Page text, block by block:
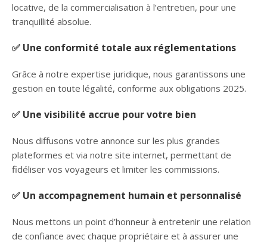
locative, de la commercialisation à l’entretien, pour une
tranquillité absolue.
✅ Une conformité totale aux réglementations
Grâce à notre expertise juridique, nous garantissons une
gestion en toute légalité, conforme aux obligations 2025.
✅ Une visibilité accrue pour votre bien
Nous diffusons votre annonce sur les plus grandes
plateformes et via notre site internet, permettant de
fidéliser vos voyageurs et limiter les commissions.
✅ Un accompagnement humain et personnalisé
Nous mettons un point d’honneur à entretenir une relation
de confiance avec chaque propriétaire et à assurer une